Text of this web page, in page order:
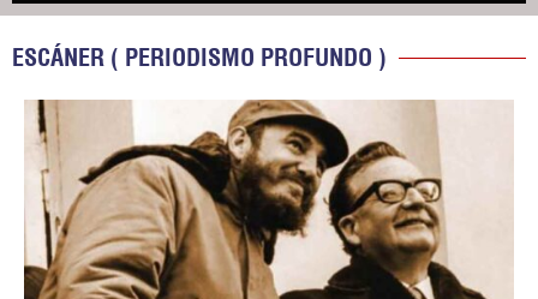
ESCÁNER ( PERIODISMO PROFUNDO )